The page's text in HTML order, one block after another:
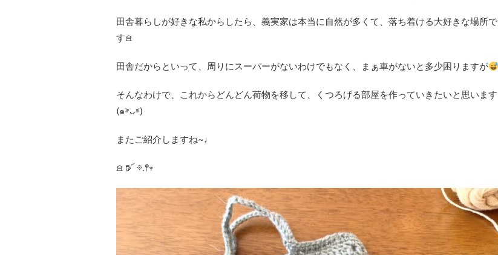
田舎暮らしが好きな私からしたら、義実家は本当に自然が多くて、落ち着ける大好きな場所で
す𖠿
田舎だからといって、周りにスーパーがないわけでもなく、まぁ車がないと多少困りますが
そんなわけで、これからどんどん荷物を移して、くつろげる部屋を作っていきたいと思います
(๑˃̵ᴗ˂̵)
またご紹介しますね~♩
𖠿 𖠚՜ 𖡼.𖤣𖥧